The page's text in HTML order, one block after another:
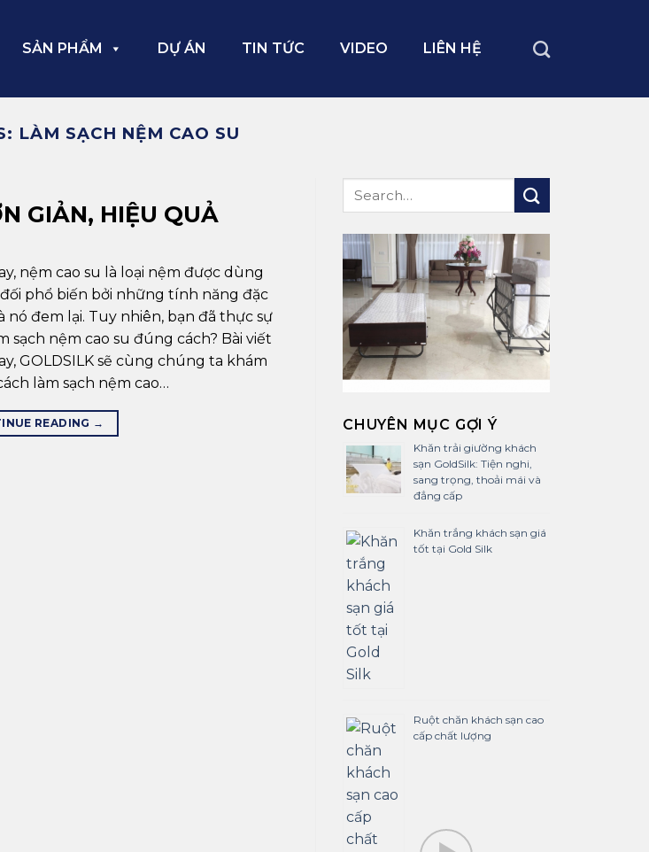
SẢN PHẨM DỰ ÁN TIN TỨC VIDEO LIÊN HỆ
LÀM SẠCH NỆM CAO SU
GIẢN, HIỆU QUẢ
nệm cao su là loại nệm được dùng
phổ biến bởi những tính năng đặc
nó đem lại. Tuy nhiên, bạn đã thực sự
sạch nệm cao su đúng cách? Bài viết
GOLDSILK sẽ cùng chúng ta khám
làm sạch nệm cao…
READING → CHUYÊN MỤC GỢI Ý
Khăn trải giường khách
sạn GoldSilk: Tiện nghi,
sang trọng, thoải mái và
đẳng cấp
Khăn trắng khách sạn giá
tốt tại Gold Silk
Ruột chăn khách sạn cao
cấp chất lượng